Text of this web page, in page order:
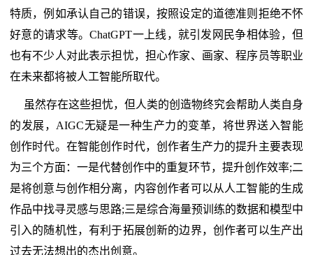
特质，例如承认自己的错误，按照设定的道德准则拒绝不怀
好意的请求等。ChatGPT一上线，就引发网民争相体验，但
也有不少人对此表示担忧，担心作家、画家、程序员等职业
在未来都将被人工智能所取代。
虽然存在这些担忧，但人类的创造物终究会帮助人类自身
的发展，AIGC无疑是一种生产力的变革，将世界送入智能
创作时代。在智能创作时代，创作者生产力的提升主要表现
为三个方面：一是代替创作中的重复环节，提升创作效率;二
是将创意与创作相分离，内容创作者可以从人工智能的生成
作品中找寻灵感与思路;三是综合海量预训练的数据和模型中
引入的随机性，有利于拓展创新的边界，创作者可以生产出
过去无法想出的杰出创意。